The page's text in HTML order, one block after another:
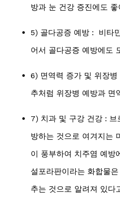
방과 눈 건강 증진에도 좋
5) 골다공증 예방 : 비타
어서 골다공증 예방에도
6) 면역력 증가 및 위장병
추처럼 위장병 예방과 면
7) 치과 및 구강 건강 : 브
방하는 것으로 여겨지는
이 풍부하여 치주염 예방
설포라판이라는 화합물
추는 것으로 알려져 있다